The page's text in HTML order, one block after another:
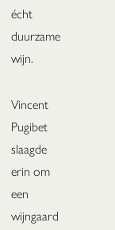
écht
duurzame
wijn.
Vincent
Pugibet
slaagde
erin om
een
wijngaard